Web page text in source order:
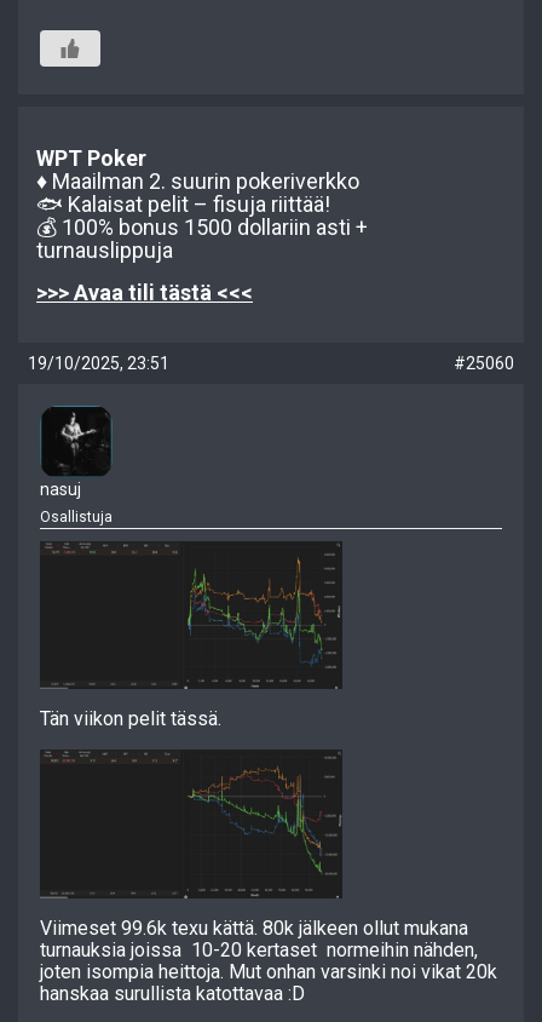
WPT Poker
♦️ Maailman 2. suurin pokeriverkko
🐟 Kalaisat pelit – fisuja riittää!
💰 100% bonus 1500 dollariin asti +
turnauslippuja
>>> Avaa tili tästä <<<
19/10/2025, 23:51 #25060
nasuj
Osallistuja
Tän viikon pelit tässä.
Viimeset 99.6k texu kättä. 80k jälkeen ollut mukana
turnauksia joissa 10-20 kertaset normeihin nähden,
joten isompia heittoja. Mut onhan varsinki noi vikat 20k
hanskaa surullista katottavaa :D